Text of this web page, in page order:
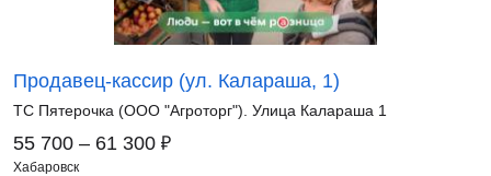
Продавец-кассир (ул. Калараша, 1)
ТС Пятерочка (ООО "Агроторг"). Улица Калараша 1
55 700 – 61 300 ₽
Хабаровск